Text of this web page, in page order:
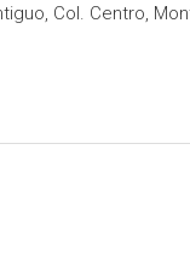
Col. Centro,